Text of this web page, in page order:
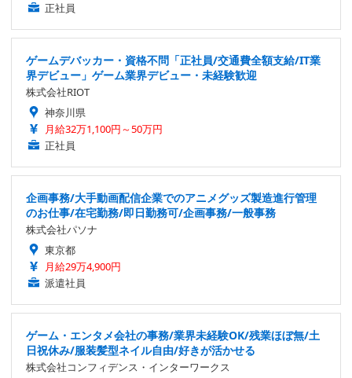
正社員
ゲームデバッカー・資格不問「正社員/交通費全額支給/IT業
界デビュー」ゲーム業界デビュー・未経験歓迎
株式会社RIOT
神奈川県
月給32万1,100円～50万円
正社員
企画事務/大手動画配信企業でのアニメグッズ製造進行管理
のお仕事/在宅勤務/即日勤務可/企画事務/一般事務
株式会社パソナ
東京都
月給29万4,900円
派遣社員
ゲーム・エンタメ会社の事務/業界未経験OK/残業ほぼ無/土
日祝休み/服装髪型ネイル自由/好きが活かせる
株式会社コンフィデンス・インターワークス